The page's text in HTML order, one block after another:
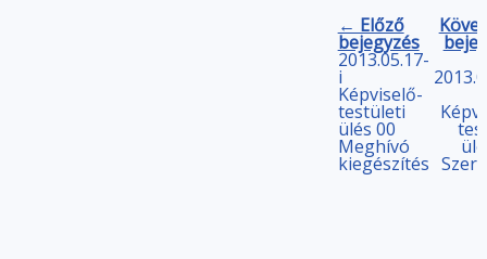
← Előző
bejegyzés
2013.05.17-
i
Képviselő-
testületi
ülés 00
Meghívó
kiegészítés